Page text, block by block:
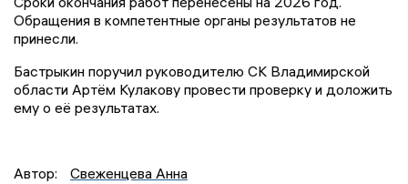
Обращения в компетентные органы результатов не
принесли.
Бастрыкин поручил руководителю СК Владимирской
области Артём Кулакову провести проверку и доложить
ему о её результатах.
Автор: Свеженцева Анна